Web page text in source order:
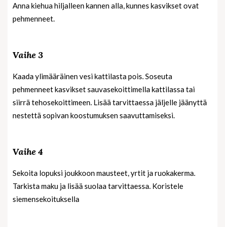
Anna kiehua hiljalleen kannen alla, kunnes kasvikset ovat
pehmenneet.
Vaihe 3
Kaada ylimääräinen vesi kattilasta pois. Soseuta
pehmenneet kasvikset sauvasekoittimella kattilassa tai
siirrä tehosekoittimeen. Lisää tarvittaessa jäljelle jäänyttä
nestettä sopivan koostumuksen saavuttamiseksi.
Vaihe 4
Sekoita lopuksi joukkoon mausteet, yrtit ja ruokakerma.
Tarkista maku ja lisää suolaa tarvittaessa. Koristele
siemensekoituksella